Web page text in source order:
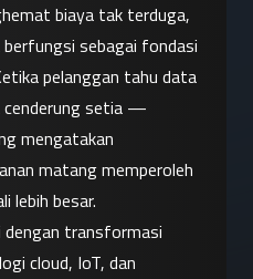
biaya tak terduga,
sebagai fondasi
pelanggan tahu data
cenderung setia —
mengatakan
matang memperoleh
lebih besar.
dengan transformasi
cloud, IoT, dan